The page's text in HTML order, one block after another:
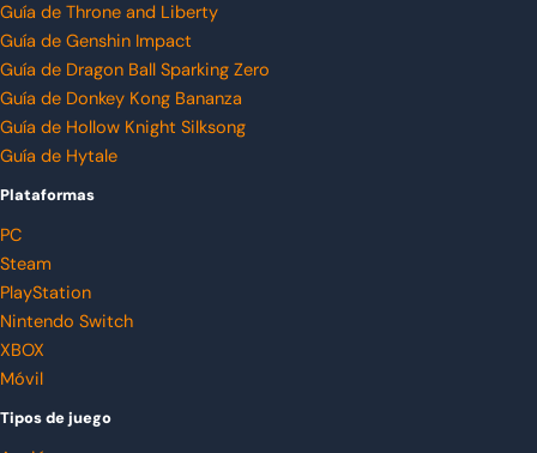
Guía de Throne and Liberty
Guía de Genshin Impact
Guía de Dragon Ball Sparking Zero
Guía de Donkey Kong Bananza
Guía de Hollow Knight Silksong
Guía de Hytale
Plataformas
PC
Steam
PlayStation
Nintendo Switch
XBOX
Móvil
Tipos de juego